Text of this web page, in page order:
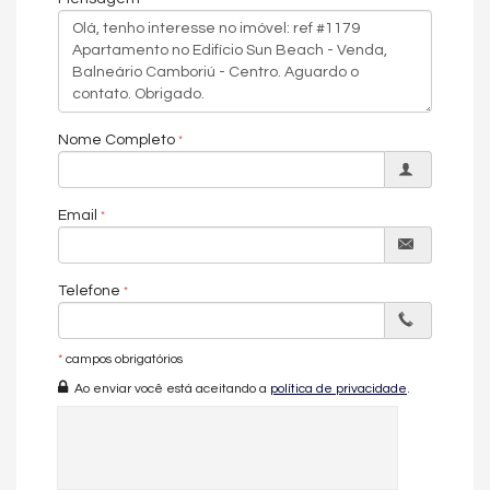
3 vagas de garagem
Ambientes amplos, bem iluminados e ventilados
🏢 Estrutura Completa de Lazer – Edifício Sun
Beach
home resort
Piscina adulto e
Spa e sauna
Academia e espaço fitness
Quadra poliesportiva
Salão de festas
Nome Completo
Email
Telefone
* campos obrigatórios
Ao enviar você está aceitando a política de privacidade